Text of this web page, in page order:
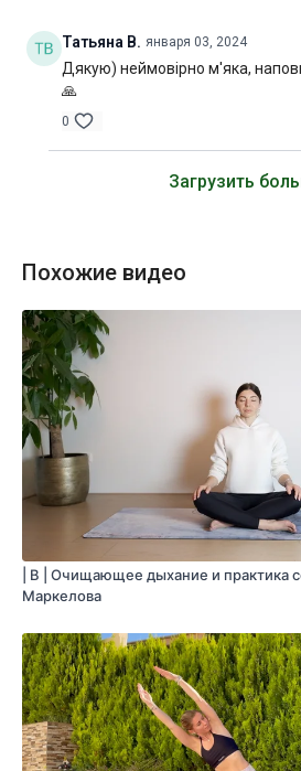
Татьяна В. января 03, 2024
Дякую) неймовірно м'яка,
🙏
0
Загрузить
Похожие видео
| B | Очищающее дыхание и практика
Маркелова